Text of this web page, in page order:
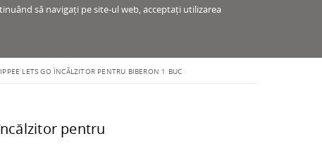
să navigați pe site-ul web, acceptați utilizarea
LETS GO ÎNCĂLZITOR PENTRU BIBERON 1 BUC
pentru